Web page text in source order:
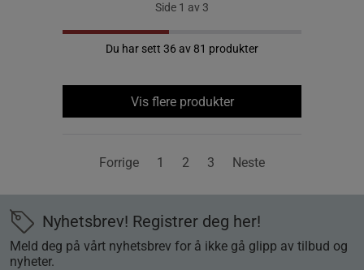
Side 1 av 3
Du har sett 36 av 81 produkter
Vis flere produkter
Forrige 1 2 3 Neste
Nyhetsbrev! Registrer deg her!
Meld deg på vårt nyhetsbrev for å ikke gå glipp av tilbud og
nyheter.